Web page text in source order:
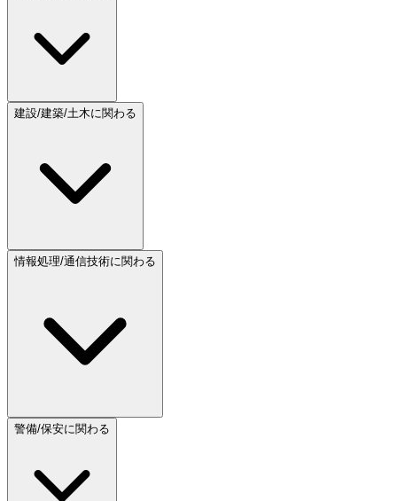
建設/建築/土木に関わる
情報処理/通信技術に関わる
警備/保安に関わる